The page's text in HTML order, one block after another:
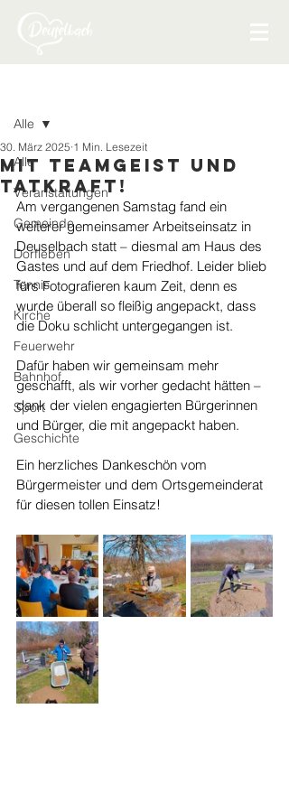
Alle
Veranstaltungen
Gemeinde
Dorfleben
Tennis
Kirche
Feuerwehr
Bahnhof
Sport
Geschichte
Alle
Mit Teamgeist und
Tatkraft!
30. März 2025 1 Min. Lesezeit
Am vergangenen Samstag fand ein
weiterer gemeinsamer Arbeitseinsatz in
Deuselbach statt – diesmal am Haus des
Gastes und auf dem Friedhof. Leider blieb
fürs Fotografieren kaum Zeit, denn es
wurde überall so fleißig angepackt, dass
die Doku schlicht untergegangen ist.
Dafür haben wir gemeinsam mehr
geschafft, als wir vorher gedacht hätten –
dank der vielen engagierten Bürgerinnen
und Bürger, die mit angepackt haben.
Ein herzliches Dankeschön vom
Bürgermeister und dem Ortsgemeinderat
für diesen tollen Einsatz!